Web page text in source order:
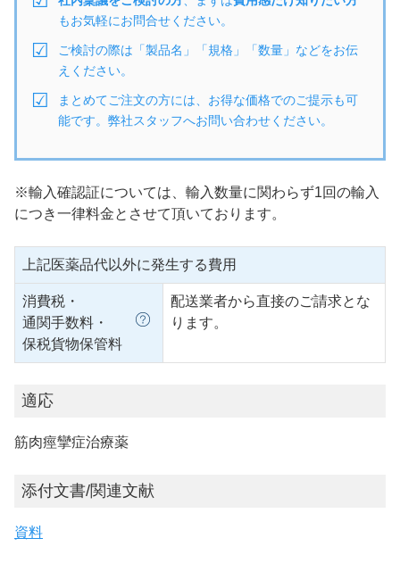
もお気軽にお問合せください。
ご検討の際は「製品名」「規格」「数量」などをお伝
えください。
まとめてご注文の方には、お得な価格でのご提示も可
能です。弊社スタッフへお問い合わせください。
※輸入確認証については、輸入数量に関わらず1回の輸入
につき一律料金とさせて頂いております。
上記医薬品代以外に発生する費用
消費税・
通関手数料・
保税貨物保管料
配送業者から直接のご請求とな
ります。
適応
筋肉痙攣症治療薬
添付文書/関連文献
資料